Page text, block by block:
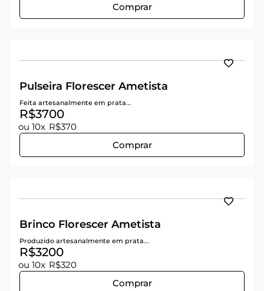
Comprar
Pulseira Florescer Ametista
Feita artesanalmente em prata...
R$3700
ou 10x R$370
Comprar
Brinco Florescer Ametista
Produzido artesanalmente em prata...
R$3200
ou 10x R$320
Comprar